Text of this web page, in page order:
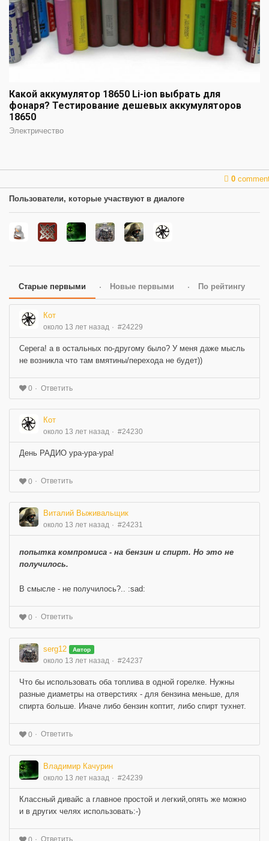
Какой аккумулятор 18650 Li-ion выбрать для
фонаря? Тестирование дешевых аккумуляторов
18650
Электричество
0
Пользователи, которые участвуют в диалоге
Старые первыми Новые первыми По рейтингу
Кот
около 13 лет назад #24229
Серега! а в остальных по-другому было? У меня даже мысль
не возникла что там вмятины/перехода не будет))
0 Ответить
Кот
около 13 лет назад #24230
День РАДИО ура-ура-ура!
0 Ответить
Виталий Выживальщик
около 13 лет назад #24231
попытка компромиса - на бензин и спирт. Но это не
получилось.
В смысле - не получилось?.. :sad:
0 Ответить
serg12 Автор
около 13 лет назад #24237
Что бы использовать оба топлива в одной горелке. Нужны
разные диаметры на отверстиях - для бензина меньше, для
спирта больше. Иначе либо бензин коптит, либо спирт тухнет.
0 Ответить
Владимир Качурин
около 13 лет назад #24239
Классный дивайс а главное простой и легкий,опять же можно
и в других челях использовать:-)
Ответить